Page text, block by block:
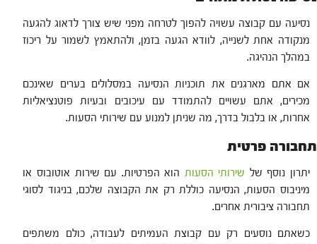
נסיעה עם קבוצה עשויה להפוך לטרחה מפני שיש צורך לדאוג להגעה
מנקודה אחת לשנייה, לוודא הגעה בזמן, ולהתאמץ לשמור על ריכוז
במהלך הנהיגה.
אם אתם מארגנים את תוכניות הנסיעה במסלולים בערים שאינכם
מכירים, אתם עשויים להתמודד עם עיכובים ובעיות פוטנציאליות
אחרות, או בלבול בדרך, מה שניתן למנוע עם שירותי הסעות.
תחבורה פרטית
יתרון נוסף של שירותי הסעות הוא הפרטיות. עם שירות אוטובוס או
מיניבוס הסעות, הנסיעה כוללת רק את הקבוצה שלכם, בניגוד לסוגי
תחבורה ציבורית אחרים.
כשאתם נוסעים רק עם קבוצת העמיתים לעבודה, כולם משתפים